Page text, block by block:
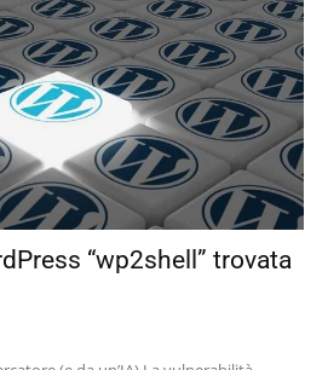
“wp2shell” trovata